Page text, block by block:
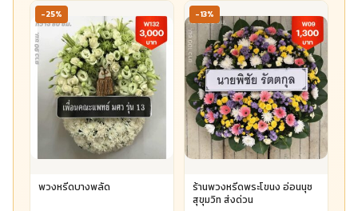
-25%
พวงหรีดบางพลัด
-13%
ร้านพวงหรีดพระโขนง อ่อนนุช
สุขุมวิท ส่งด่วน